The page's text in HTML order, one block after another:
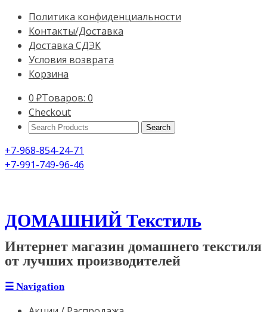
Политика конфиденциальности
Контакты/Доставка
Доставка СДЭК
Условия возврата
Корзина
0 ₽Товаров: 0
Checkout
Search
+7-968-854-24-71
+7-991-749-96-46
ДОМАШНИЙ Текстиль
Интернет магазин домашнего текстиля
от лучших производителей
☰Navigation